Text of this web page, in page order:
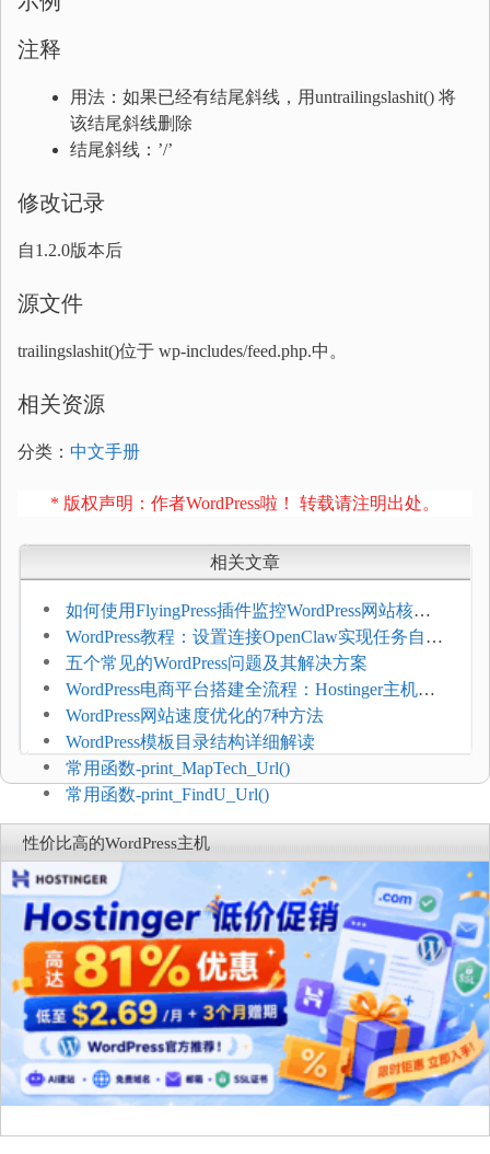
注释
用法：如果已经有结尾斜线，用untrailingslashit() 将
该结尾斜线删除
结尾斜线：’/’
修改记录
自1.2.0版本后
源文件
trailingslashit()位于 wp-includes/feed.php.中。
相关资源
分类： 中文手册
* 版权声明：作者WordPress啦！ 转载请注明出处。
相关文章
如何使用FlyingPress插件监控WordPress网站核心
网页指标（CWV）
WordPress教程：设置连接OpenClaw实现任务自动
化
五个常见的WordPress问题及其解决方案
WordPress电商平台搭建全流程：Hostinger主机一
键部署
WordPress网站速度优化的7种方法
WordPress模板目录结构详细解读
常用函数-print_MapTech_Url()
常用函数-print_FindU_Url()
性价比高的WordPress主机